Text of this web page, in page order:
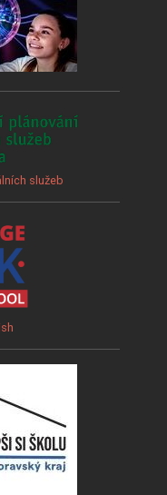
služeb